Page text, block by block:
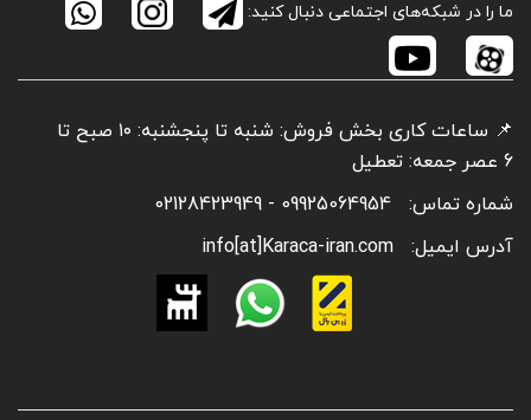
ما را در شبکه‌های اجتماعی دنبال کنید:
📌 ساعات کاری بخش فروش: شنبه تا پنجشنبه: ۱۰ صبح تا
6 عصر جمعه: تعطیل
شماره تماس:
09925064954 - 02128423949
آدرس ایمیل:
info[at]Karaca-iran.com